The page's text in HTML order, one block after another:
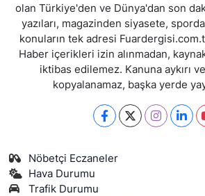
olan Türkiye'den ve Dünya'dan son
yazıları, magazinden siyasete,
konuların tek adresi
Haber içerikleri izin alınmadan,
iktibas edilemez. Kanuna aykırı
kopyalanamaz, başka yerde
Nöbetçi Eczaneler
Hava Durumu
Trafik Durumu